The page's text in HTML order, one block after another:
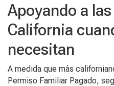
Apoyando a
California
necesitan
A medida que más
Permiso Familiar Pagado,